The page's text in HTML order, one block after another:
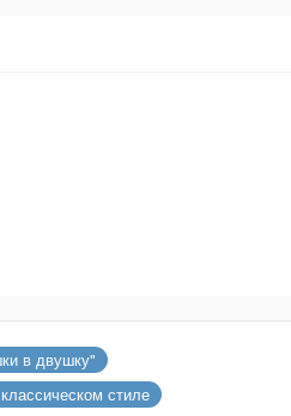
в двушку"
стиле